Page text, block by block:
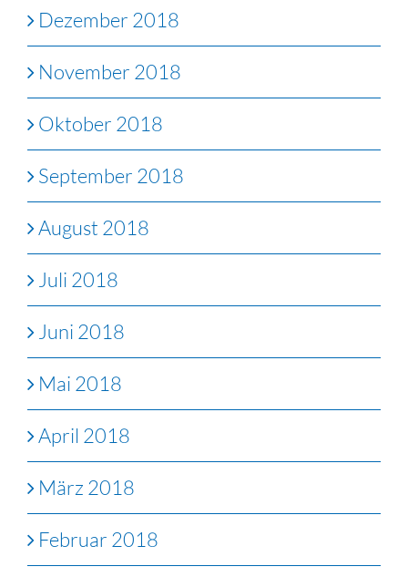
Dezember 2018
November 2018
Oktober 2018
September 2018
August 2018
Juli 2018
Juni 2018
Mai 2018
April 2018
März 2018
Februar 2018